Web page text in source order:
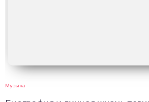
Музыка